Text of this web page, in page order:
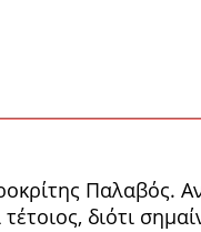
Παλαβός.
διότι